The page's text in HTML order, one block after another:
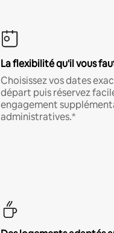
La flexibilité qu'il vous
Choisissez vos dates
départ puis réservez
engagement
administratives.*